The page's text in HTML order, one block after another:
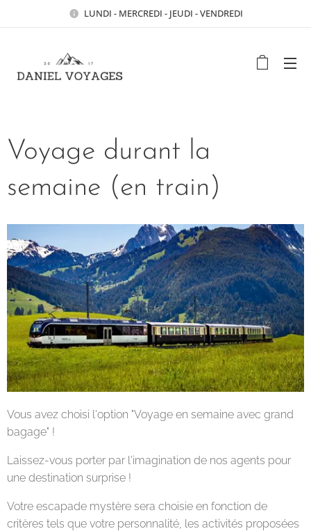
LUNDI - MERCREDI - JEUDI - VENDREDI
Voyage durant la
semaine (en train)
Vous avez choisi l'option "Voyage en semaine avec grand
bagage" !
Laissez-vous porter par l'imagination de nos agents pour
une destination surprise !
Votre escapade mystère sera choisie en fonction de
critères tels que votre personnalité, les activités proposées